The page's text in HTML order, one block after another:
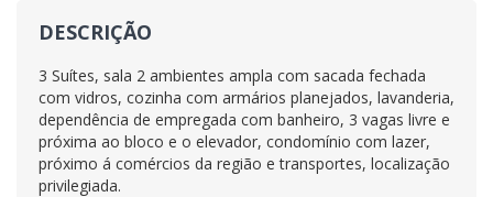
DESCRIÇÃO
3 Suítes, sala 2 ambientes ampla com sacada fechada
com vidros, cozinha com armários planejados, lavanderia,
dependência de empregada com banheiro, 3 vagas livre e
próxima ao bloco e o elevador, condomínio com lazer,
próximo á comércios da região e transportes, localização
privilegiada.